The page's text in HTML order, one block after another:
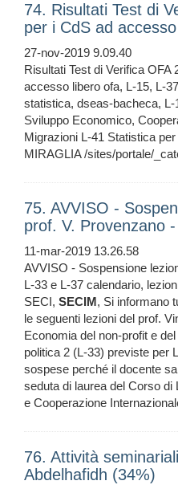
74. Risultati Test di
per i CdS ad
27-nov-2019 9.09.40
Risultati Test di Verifica OFA
accesso libero ofa, L-15, L-
statistica, dseas-bacheca,
Sviluppo Economico,
Migrazioni L-41 Statistica
MIRAGLIA /sites/portale/
75. AVVISO -
prof. V. Provenzano
11-mar-2019 13.26.58
AVVISO - Sospensione
L-33 e L-37 calendario,
SECI, SECIM, Si informano
le seguenti lezioni del prof.
Economia del non-profit e
politica 2 (L-33) previste per
sospese perché il docente
seduta di laurea del Corso
e Cooperazione
76. Attività
Abdelhafidh (34%)